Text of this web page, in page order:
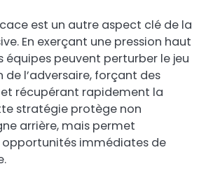
est un autre aspect clé de la
En exerçant une pression haut
équipes peuvent perturber le jeu
l’adversaire, forçant des
récupérant rapidement la
stratégie protège non
arrière, mais permet
immédiates de